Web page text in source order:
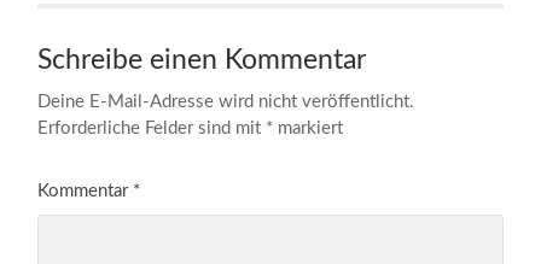
Schreibe einen Kommentar
Deine E-Mail-Adresse wird nicht veröffentlicht.
Erforderliche Felder sind mit * markiert
Kommentar *